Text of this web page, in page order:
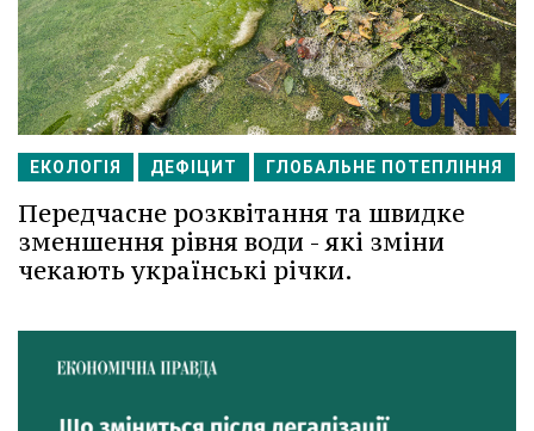
ЕКОЛОГІЯ ДЕФІЦИТ ГЛОБАЛЬНЕ ПОТЕПЛІННЯ
Передчасне розквітання та швидке
зменшення рівня води - які зміни
чекають українські річки.